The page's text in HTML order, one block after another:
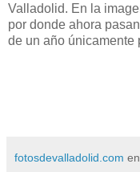
Valladolid. En la
por donde ahora
de un año únicamente
fotosdevalladolid.com en